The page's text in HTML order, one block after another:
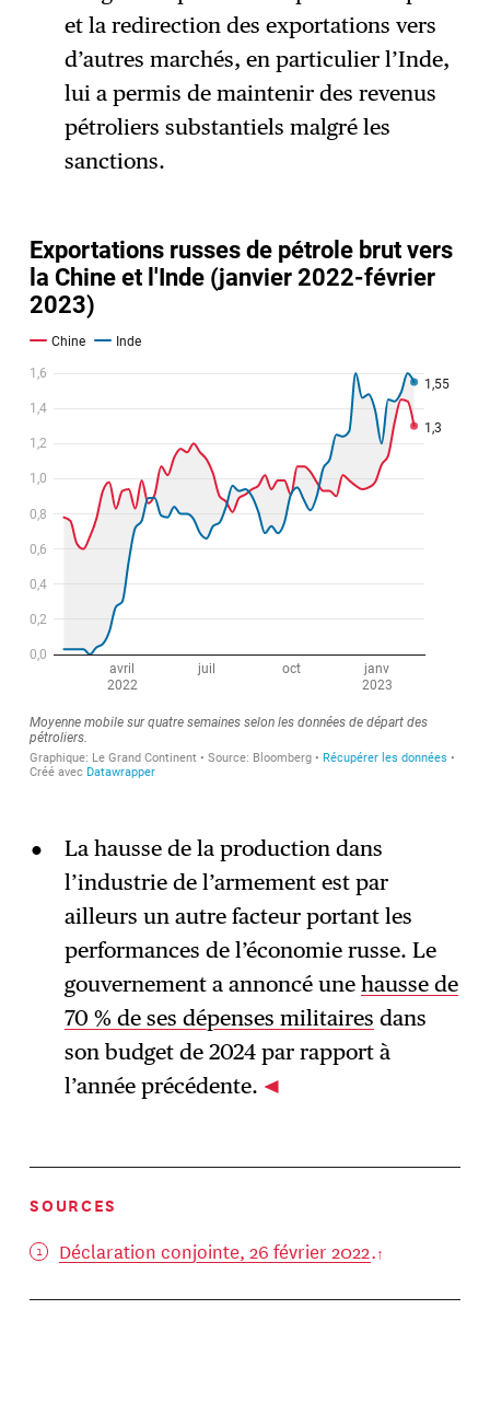
et la redirection des exportations vers
d’autres marchés, en particulier l’Inde,
lui a permis de maintenir des revenus
pétroliers substantiels malgré les
sanctions.
La hausse de la production dans
l’industrie de l’armement est par
ailleurs un autre facteur portant les
performances de l’économie russe. Le
gouvernement a annoncé une hausse de
70 % de ses dépenses militaires dans
son budget de 2024 par rapport à
l’année précédente.
SOURCES
Déclaration conjointe, 26 février 2022.